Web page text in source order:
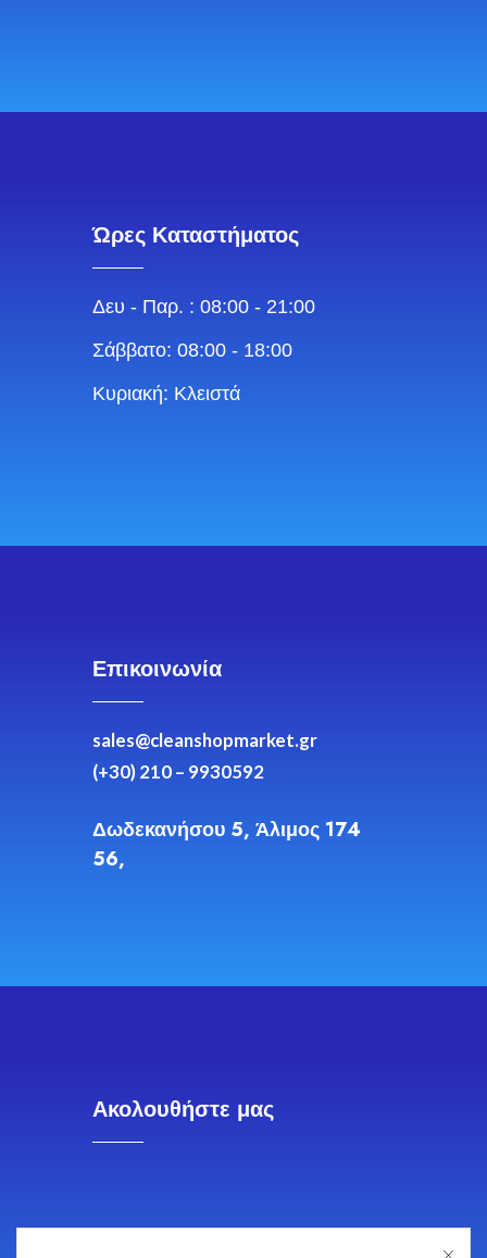
Ώρες Καταστήματος
Δευ - Παρ. : 08:00 - 21:00
Σάββατο: 08:00 - 18:00
Κυριακή: Κλειστά
Επικοινωνία
sales@cleanshopmarket.gr
(+30) 210 – 9930592
Δωδεκανήσου 5, Άλιμος 174
56,
Ακολουθήστε μας